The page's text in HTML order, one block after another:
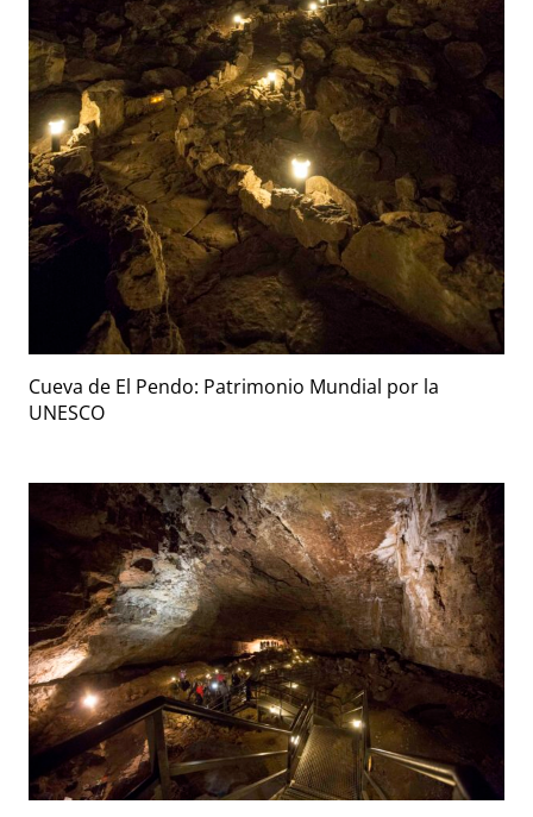
Cueva de El Pendo: Patrimonio Mundial por la
UNESCO